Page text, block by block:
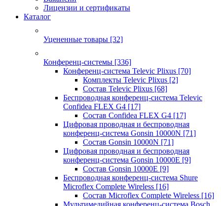
Лицензии и сертификаты
Каталог
Уцененные товары [32]
Конференц-системы [336]
Конференц-система Televic Plixus [70]
Комплекты Televic Plixus [2]
Состав Televic Plixus [68]
Беспроводная конференц-система Televic
Confidea FLEX G4 [17]
Состав Confidea FLEX G4 [17]
Цифровая проводная и беспроводная
конференц-система Gonsin 10000N [71]
Состав Gonsin 10000N [71]
Цифровая проводная и беспроводная
конференц-система Gonsin 10000E [9]
Состав Gonsin 10000E [9]
Беспроводная конференц-система Shure
Microflex Complete Wireless [16]
Состав Microflex Complete Wireless [16]
Мультимедийная конференц-система Bosch